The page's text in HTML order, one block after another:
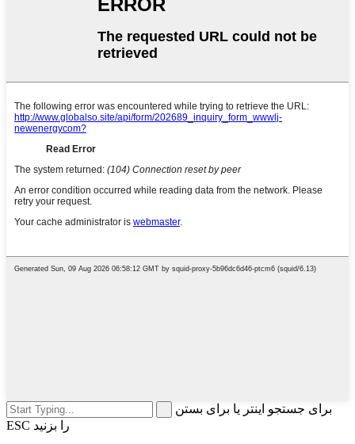
برای جستجو اینتر یا برای بستن
ESC را بزنید